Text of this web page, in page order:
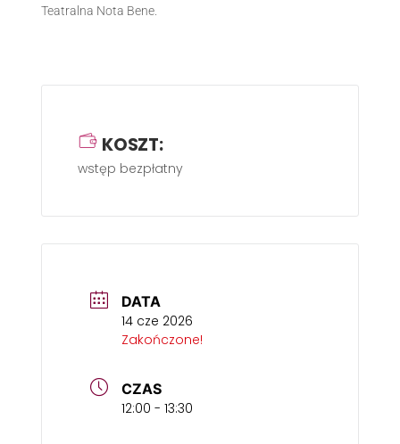
Teatralna Nota Bene.
KOSZT:
wstęp bezpłatny
DATA
14 cze 2026
Zakończone!
CZAS
12:00 - 13:30